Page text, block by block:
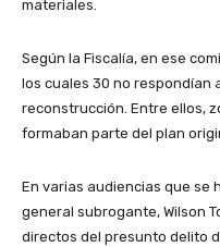
materiales.
Según la Fiscalía, en ese
los cuales 30 no respondían
reconstrucción. Entre ellos,
formaban parte del plan
En varias audiencias que se
general subrogante, Wilson
directos del presunto delito